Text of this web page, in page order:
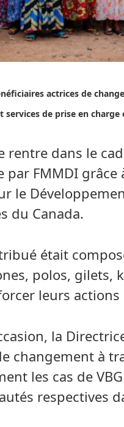
actrices de
services de prise en
rentre dans le
par FMMDI
le
du Canada.
était
polos, gilets,
leurs
la
changement à
les cas de
respectives